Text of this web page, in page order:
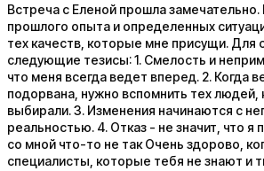
Встреча с Еленой прошла
прошлого опыта и определенных
тех качеств, которые мне присущи. Для
следующие тезисы: 1. Смелость и
что меня всегда ведет вперед. 2. Когда
подорвана, нужно вспомнить тех
выбирали. 3. Изменения начинаются с
реальностью. 4. Отказ - не значит, что я
со мной что-то не так Очень здорово,
специалисты, которые тебя не знают и